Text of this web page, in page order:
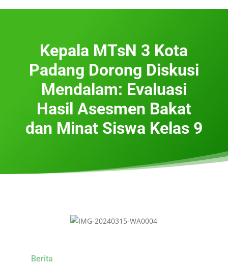
Kepala MTsN 3 Kota
Padang Dorong Diskusi
Mendalam: Evaluasi
Hasil Asesmen Bakat
dan Minat Siswa Kelas 9
Berita